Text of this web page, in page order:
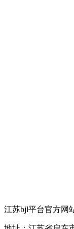
江苏bjl平台官方网